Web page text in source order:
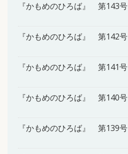
『かもめのひろば』 第143号
『かもめのひろば』 第142号
『かもめのひろば』 第141号
『かもめのひろば』 第140号
『かもめのひろば』 第139号